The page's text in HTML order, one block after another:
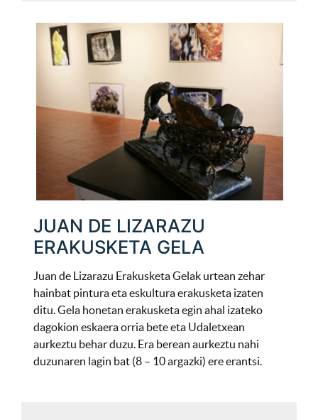
JUAN DE LIZARAZU
ERAKUSKETA GELA
Juan de Lizarazu Erakusketa Gelak urtean zehar
hainbat pintura eta eskultura erakusketa izaten
ditu. Gela honetan erakusketa egin ahal izateko
dagokion eskaera orria bete eta Udaletxean
aurkeztu behar duzu. Era berean aurkeztu nahi
duzunaren lagin bat (8 – 10 argazki) ere erantsi.